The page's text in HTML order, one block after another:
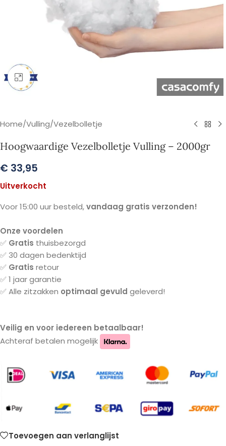
Klik om te vergroten
Home/Vulling/Vezelbolletje
Hoogwaardige Vezelbolletje Vulling – 2000gr
€ 33,95
Uitverkocht
Voor 15:00 uur besteld,vandaag gratis verzonden!
Onze voordelen
✅ Gratis thuisbezorgd
✅ 30 dagen bedenktijd
✅ Gratis retour
✅ 1 jaar garantie
✅ Alle zitzakken optimaal gevuld geleverd!
Veilig en voor iedereen betaalbaar!
Achteraf betalen mogelijk
Toevoegen aan verlanglijst